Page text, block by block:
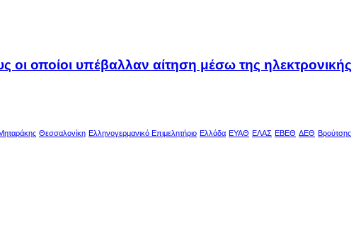
οι οποίοι υπέβαλλαν αίτηση μέσω της ηλεκτρονικής
Θεσσαλονίκη Ελληνογερμανικό Επιμελητήριο Ελλάδα ΕΥΑΘ ΕΛΑΣ ΕΒΕΘ ΔΕΘ Βρούτσης